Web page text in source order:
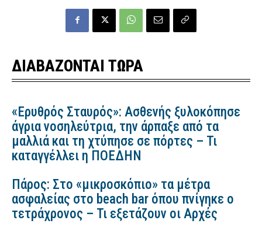
ΔΙΑΒΑΖΟΝΤΑΙ ΤΩΡΑ
«Ερυθρός Σταυρός»: Ασθενής ξυλοκόπησε
άγρια νοσηλεύτρια, την άρπαξε από τα
μαλλιά και τη χτύπησε σε πόρτες – Τι
καταγγέλλει η ΠΟΕΔΗΝ
Πάρος: Στο «μικροσκόπιο» τα μέτρα
ασφαλείας στο beach bar όπου πνίγηκε ο
τετράχρονος – Τι εξετάζουν οι Αρχές